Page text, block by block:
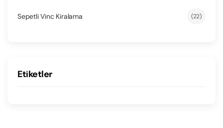
Sepetli Vinc Kiralama (22)
Etiketler